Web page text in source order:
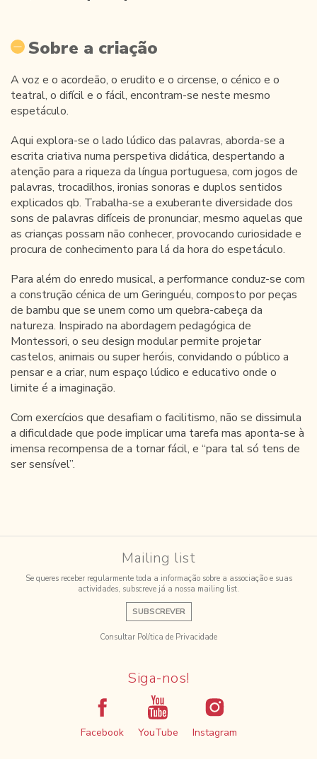
Sobre a criação
A voz e o acordeão, o erudito e o circense, o cénico e o
teatral, o difícil e o fácil, encontram-se neste mesmo
espetáculo.
Aqui explora-se o lado lúdico das palavras, aborda-se a
escrita criativa numa perspetiva didática, despertando a
atenção para a riqueza da língua portuguesa, com jogos de
palavras, trocadilhos, ironias sonoras e duplos sentidos
explicados qb. Trabalha-se a exuberante diversidade dos
sons de palavras difíceis de pronunciar, mesmo aquelas que
as crianças possam não conhecer, provocando curiosidade e
procura de conhecimento para lá da hora do espetáculo.
Para além do enredo musical, a performance conduz-se com
a construção cénica de um Geringuéu, composto por peças
de bambu que se unem como um quebra-cabeça da
natureza. Inspirado na abordagem pedagógica de
Montessori, o seu design modular permite projetar
castelos, animais ou super heróis, convidando o público a
pensar e a criar, num espaço lúdico e educativo onde o
limite é a imaginação.
Com exercícios que desafiam o facilitismo, não se dissimula
a dificuldade que pode implicar uma tarefa mas aponta-se à
imensa recompensa de a tornar fácil, e “para tal só tens de
ser sensível”.
Mailing list
Se queres receber regularmente toda a informação sobre a associação e suas
actividades, subscreve já a nossa mailing list.
SUBSCREVER
Consultar Política de Privacidade
Siga-nos!
Facebook YouTube Instagram